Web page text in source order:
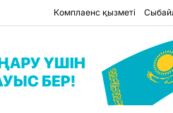
Комплаенс қызметі